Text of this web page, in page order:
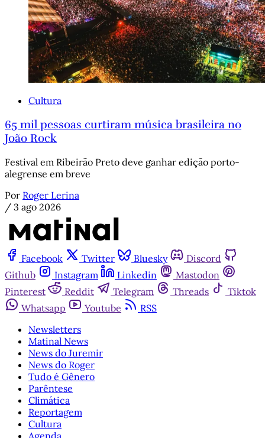
Cultura
65 mil pessoas curtiram música brasileira no
João Rock
Festival em Ribeirão Preto deve ganhar edição porto-
alegrense em breve
Por Roger Lerina
/ 3 ago 2026
Facebook Twitter Bluesky
Discord
Github
Instagram Linkedin
Mastodon
Pinterest
Reddit Telegram Threads
Tiktok
Whatsapp
Youtube
RSS
Newsletters
Matinal News
News do Juremir
News do Roger
Tudo é Gênero
Parêntese
Climática
Reportagem
Cultura